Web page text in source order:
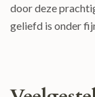
door deze
geliefd is onder